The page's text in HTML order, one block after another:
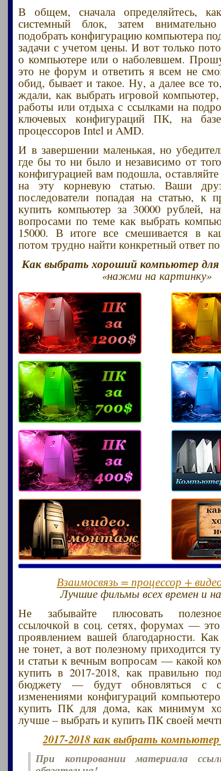
В общем, сначала определяйтесь,
системный блок, затем
подобрать конфигурацию компьютера
задачи с учетом цены. И вот только
о компьютере или о наболевшем.
это не форум и ответить я всем не
обид, бывает и такое. Ну, а далее все
ждали, как выбрать игровой
работы или отдыха с ссылками на
ключевых конфигураций ПК, на
процессоров Intel и AMD.
И в завершении маленькая, но
где бы то ни было и независимо от того
конфигурацией вам подошла,
на эту корневую статью. Ваши
последователи попадая на статью, к
купить компьютер за 30000 рублей,
вопросами по теме как выбрать
15000. В итоге все смешивается в
потом трудно найти конкретный ответ
Как выбрать хороший компьютер для
«нажми на картинку»
Взаимосвязь = процессор +
Лучшие фильмы всех времен и
Не забывайте плюсовать
ссылочкой в соц. сетях, форумах —
проявлением вашей благодарности.
не тонет, а вот полезному приходится
и статьи к вечным вопросам — какой
купить в 2017-2018, как правильно
бюджету — будут обновляться с
изменениями конфигураций
купить ПК для дома, как минимум
лучше – выбрать и купить ПК своей
2017-2018 как выбрать
При копировании материала